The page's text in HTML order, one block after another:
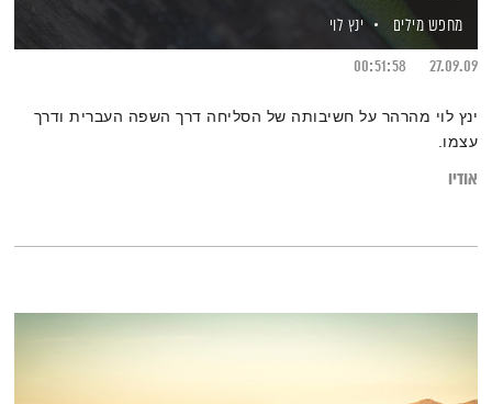
מחפש מילים
ינץ לוי
27.09.09
00:51:58
ינץ לוי מהרהר על חשיבותה של הסליחה דרך השפה העברית ודרך
עצמו.
אודיו